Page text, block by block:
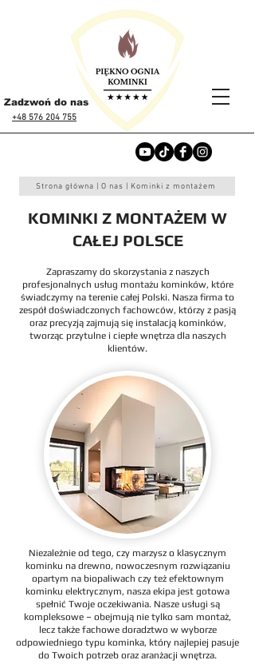
+48 576 204 755
Zadzwoń do nas
Strona główna | O nas | Kominki z montażem
KOMINKI Z MONTAŻEM W
CAŁEJ POLSCE
Zapraszamy do skorzystania z naszych
profesjonalnych usług montażu kominków, które
świadczymy na terenie całej Polski. Nasza firma to
zespół doświadczonych fachowców, którzy z pasją
oraz precyzją zajmują się instalacją kominków,
tworząc przytulne i ciepłe wnętrza dla naszych
klientów.
Niezależnie od tego, czy marzysz o klasycznym
kominku na drewno, nowoczesnym rozwiązaniu
opartym na biopaliwach czy też efektownym
kominku elektrycznym, nasza ekipa jest gotowa
spełnić Twoje oczekiwania. Nasze usługi są
kompleksowe – obejmują nie tylko sam montaż,
lecz także fachowe doradztwo w wyborze
odpowiedniego typu kominka, który najlepiej pasuje
do Twoich potrzeb oraz aranżacji wnętrza.